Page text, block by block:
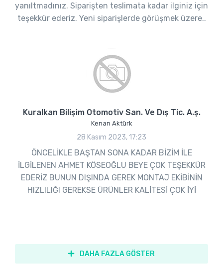
yanıltmadınız. Siparişten teslimata kadar ilginiz için
teşekkür ederiz. Yeni siparişlerde görüşmek üzere..
Kuralkan Bilişim Otomotiv San. Ve Dış Tic. A.ş.
Kenan Aktürk
28 Kasım 2023, 17:23
ÖNCELİKLE BAŞTAN SONA KADAR BİZİM İLE
İLGİLENEN AHMET KÖSEOĞLU BEYE ÇOK TEŞEKKÜR
EDERİZ BUNUN DIŞINDA GEREK MONTAJ EKİBİNİN
HIZLILIĞI GEREKSE ÜRÜNLER KALİTESİ ÇOK İYİ
DAHA FAZLA GÖSTER